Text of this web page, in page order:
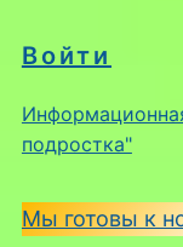
Войти
подростка"
Мы готовы к